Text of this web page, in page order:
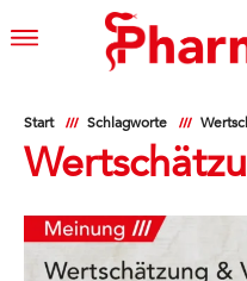
Start Schlagworte